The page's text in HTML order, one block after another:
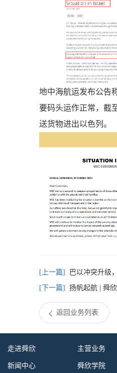
地中海航运发布公告
要码头运作正常，截
送货物进出以色列。
巴以冲突升级，对航运
扬帆起航 | 舜欣物流顺利完成
返回业务列表
走进舜欣 主营业务
新闻中心 舜欣学院